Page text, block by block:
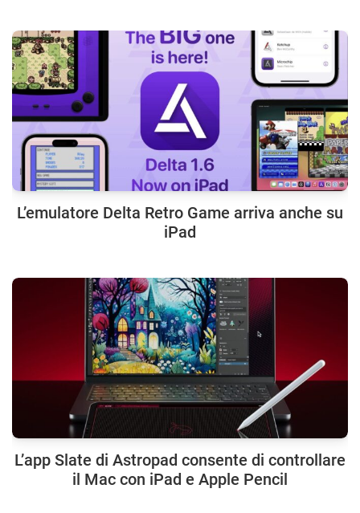
L’emulatore Delta Retro Game arriva anche su
iPad
L’app Slate di Astropad consente di controllare
il Mac con iPad e Apple Pencil